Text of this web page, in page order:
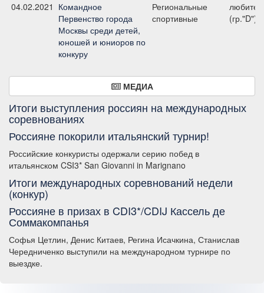
04.02.2021 Командное
Первенство города
Москвы среди детей,
юношей и юниоров по
конкуру
Региональные
спортивные
(гр."D")
МЕДИА
Итоги выступления россиян на международных
соревнованиях
Россияне покорили итальянский турнир!
Российские конкуристы одержали серию побед в
итальянском CSI3* San Giovanni in Marignano
Итоги международных соревнований недели
(конкур)
Россияне в призах в CDI3*/CDIJ Кассель де
Соммакомпанья
Софья Цетлин, Денис Китаев, Регина Исачкина, Станислав
Чередниченко выступили на международном турнире по
выездке.